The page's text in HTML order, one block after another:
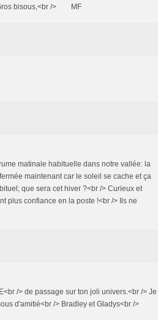
Gros bisous,<br /> MF
matinale habituelle dans notre vallée: la
maintenant car le soleil se cache et ça
que sera cet hiver ?<br /> Curieux et
plus confiance en la poste !<br /> Ils ne
/> de passage sur ton joli univers.<br /> Je
d'amitié<br /> Bradley et Gladys<br />